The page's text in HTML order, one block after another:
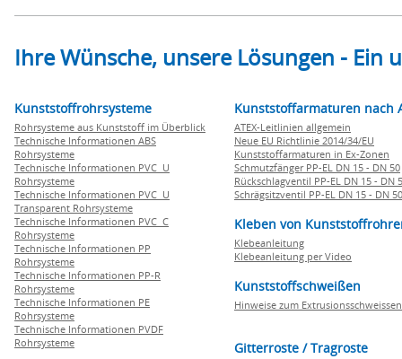
Ihre Wünsche, unsere Lösungen -
Kunststoffrohrsysteme
Rohrsysteme aus Kunststoff im Überblick
Technische Informationen ABS
Rohrsysteme
Technische Informationen PVC U
Rohrsysteme
Technische Informationen PVC U
Transparent Rohrsysteme
Technische Informationen PVC C
Rohrsysteme
Technische Informationen PP
Rohrsysteme
Technische Informationen PP-R
Rohrsysteme
Technische Informationen PE
Rohrsysteme
Technische Informationen PVDF
Rohrsysteme
Kunststoffarmaturen nach
ATEX-Leitlinien allgemein
Neue EU Richtlinie 2014/34/EU
Kunststoffarmaturen in Ex-Zonen
Schmutzfänger PP-EL DN 15 - DN 50
Rückschlagventil PP-EL DN 15 - DN
Schrägsitzventil PP-EL DN 15 - DN 50
Kleben von
Klebeanleitung
Klebeanleitung per Video
Kunststoffschweißen
Hinweise zum Extrusionsschweissen
Gitterroste / Tragroste